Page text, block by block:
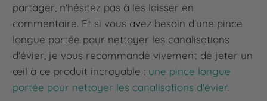
partager, n'hésitez pas à les laisser en
commentaire. Et si vous avez besoin d'une pince
longue portée pour nettoyer les canalisations
d'évier, je vous recommande vivement de jeter un
œil à ce produit incroyable : une pince longue
portée pour nettoyer les canalisations d'évier.